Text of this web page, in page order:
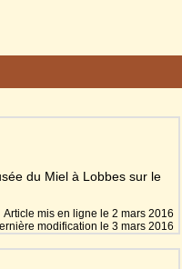
du Miel à Lobbes sur le
Article mis en ligne le2 mars 2016
modification le 3 mars 2016